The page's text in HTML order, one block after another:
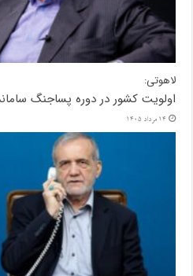
لاهوتی:
اولویت کشور در دوره پساجنگ
14 مرداد 1405